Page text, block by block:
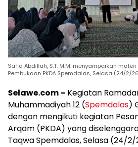
Safiq Abdillah, S.T. M.M. menyampaikan
Pembukaan PKDA Spemdalas, Selasa (24/2/
Selawe.com – Kegiatan
Muhammadiyah 12 (Spemdalas)
dengan mengikuti kegiatan
Arqam (PKDA) yang
Taqwa Spemdalas, Selasa (24/2/